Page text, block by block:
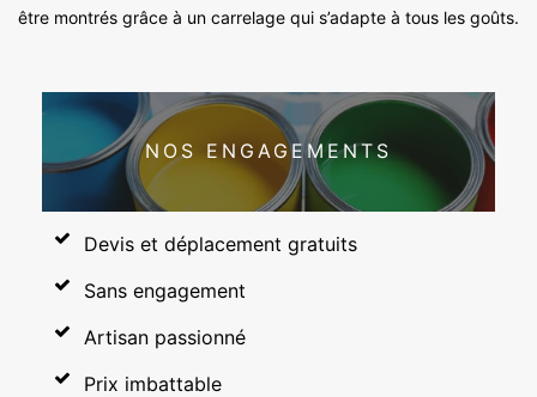
être montrés grâce à un carrelage qui s’adapte à tous les goûts.
NOS ENGAGEMENTS
Devis et déplacement gratuits
Sans engagement
Artisan passionné
Prix imbattable